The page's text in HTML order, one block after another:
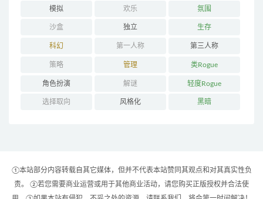
模拟 欢乐 氛围
沙盒 独立 生存
科幻 第一人称 第三人称
策略 管理 类Rogue
角色扮演 解谜 轻度Rogue
选择取向 风格化 黑暗
①本站部分内容转载自其它媒体，但并不代表本站赞同其观点和对其真实性负
责。 ②若您需要商业运营或用于其他商业活动，请您购买正版授权并合法使